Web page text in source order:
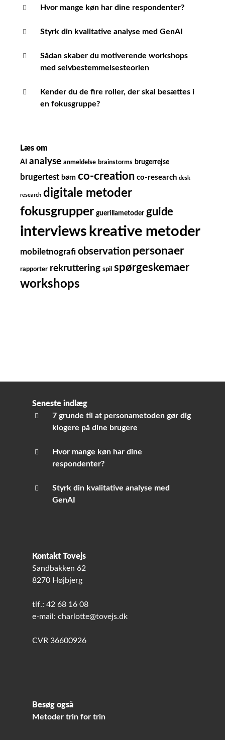
Hvor mange køn har dine respondenter?
Styrk din kvalitative analyse med GenAI
Sådan skaber du motiverende workshops
med selvbestemmelsesteorien
Kender du de fire roller, der skal besættes i
en fokusgruppe?
Læs om
AI analyse anmeldelse brainstorms brugerrejse
brugertest børn co-creation co-research desk
research digitale metoder
fokusgrupper guerillametoder guide
interviews kreative metoder
mobiletnografi observation personaer
rapporter rekruttering spil spørgeskemaer
workshops
Seneste indlæg
7 grunde til at personametoden gør dig
klogere på dine brugere
Hvor mange køn har dine
respondenter?
Styrk din kvalitative analyse med
GenAI
Kontakt Tovejs
Sandbakken 62
8270 Højbjerg
tlf.: 42 68 16 08
e-mail: charlotte@tovejs.dk
CVR 36600926
Besøg også
Metoder trin for trin